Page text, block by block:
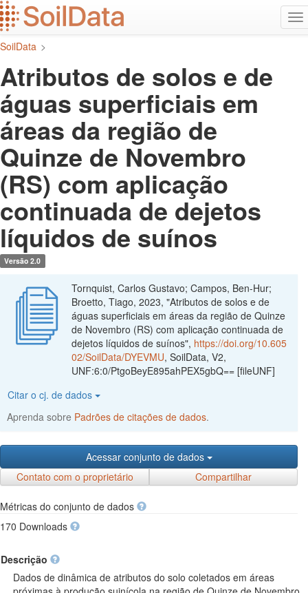
Ir
para
o
conteúdo
SoilData >
Atributos de solos e de
águas superficiais em
áreas da região de
Quinze de Novembro
(RS) com aplicação
continuada de dejetos
líquidos de suínos
Versão 2.0
Tornquist, Carlos Gustavo; Campos, Ben-Hur;
Broetto, Tiago, 2023, "Atributos de solos e de
águas superficiais em áreas da região de Quinze
de Novembro (RS) com aplicação continuada de
dejetos líquidos de suínos", https://doi.org/10.605
02/SoilData/DYEVMU, SoilData, V2,
UNF:6:0/PtgoBeyE895ahPEX5gbQ== [fileUNF]
Citar o cj. de dados
Aprenda sobre Padrões de citações de dados.
Acessar conjunto de dados
Contato com o proprietário
Compartilhar
Métricas do conjunto de dados
170 Downloads
Descrição
Dados de dinâmica de atributos do solo coletados em áreas